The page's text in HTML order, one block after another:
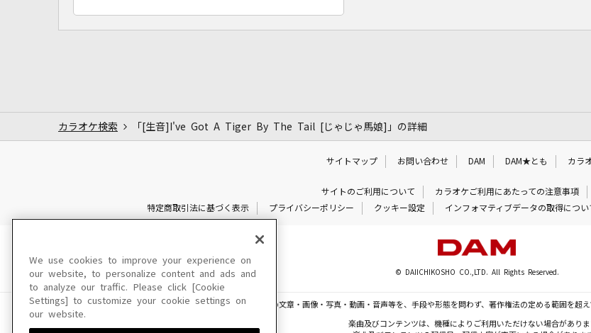
カラオケ検索 「[生音]I've Got A Tiger By The Tail [じゃじゃ馬娘]」の詳細
サイトマップ お問い合わせ DAM DAM★とも カラ
サイトのご利用について カラオケご利用にあたっての注意事項
特定商取引法に基づく表示
プライバシーポリシー クッキー設定 インフォマティブデータの取得につい
© DAIICHIKOSHO CO.,LTD. All Rights Reserved.
このサイトに掲載されている一切の文章・画像・写真・動画・音声等を、手段や形態を問わず、著作権法の定める範囲を超
楽曲及びコンテンツは、機種によりご利用いただけない場合がありま
We use cookies to improve your experience on
our website, to personalize content and ads and
to analyze our traffic. Please click [Cookie
Settings] to customize your cookie settings on
our website.